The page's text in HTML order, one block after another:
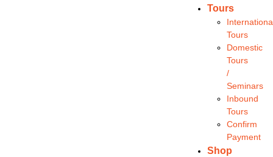
Tours
Tours
Domestic
Tours
/
Seminars
Inbound
Tours
Confirm
Payment
Shop